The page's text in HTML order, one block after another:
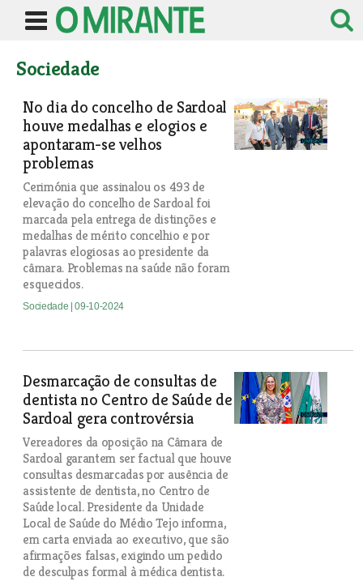
Sociedade
No dia do concelho de Sardoal
houve medalhas e elogios e
apontaram-se velhos
problemas
Cerimónia que assinalou os 493 de
elevação do concelho de Sardoal foi
marcada pela entrega de distinções e
medalhas de mérito concelhio e por
palavras elogiosas ao presidente da
câmara. Problemas na saúde não foram
esquecidos.
Sociedade | 09-10-2024
Desmarcação de consultas de
dentista no Centro de Saúde de
Sardoal gera controvérsia
Vereadores da oposição na Câmara de
Sardoal garantem ser factual que houve
consultas desmarcadas por ausência de
assistente de dentista, no Centro de
Saúde local. Presidente da Unidade
Local de Saúde do Médio Tejo informa,
em carta enviada ao executivo, que são
afirmações falsas, exigindo um pedido
de desculpas formal à médica dentista.